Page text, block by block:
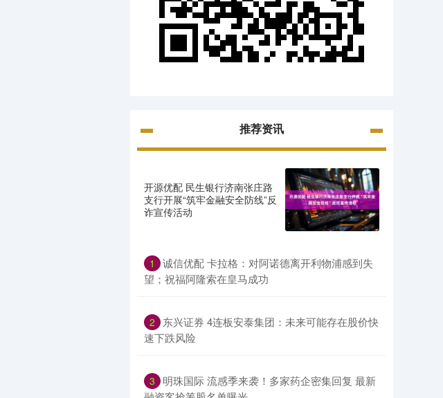
推荐资讯
开源优配 民生银行济南张庄路
支行开展“筑牢金融安全防线”反
诈宣传活动
1
诚信优配 卡拉格：对阿诺德离开利物浦感到失
望；祝福阿隆索在皇马成功
2
东兴证券 4连板安泰集团：未来可能存在股价快
速下跌风险
3
明珠国际 流感季来袭！多家药企密集回复 最新